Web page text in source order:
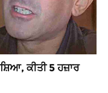
ਕੀਤੀ 5 ਹਜ਼ਾਰ